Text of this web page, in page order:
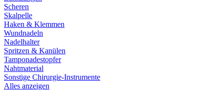
Scheren
Skalpelle
Haken & Klemmen
Wundnadeln
Nadelhalter
Spritzen & Kanülen
Tamponadestopfer
Nahtmaterial
Sonstige Chirurgie-Instrumente
Alles anzeigen